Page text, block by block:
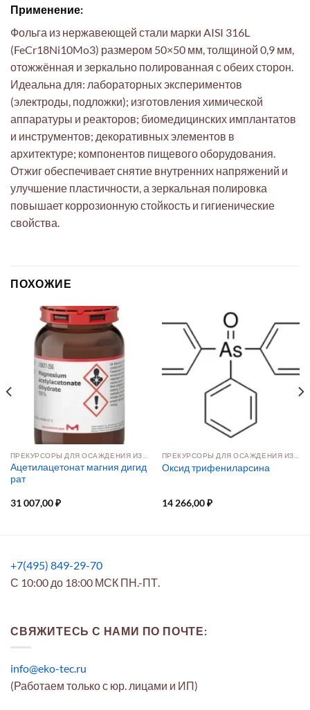
Применение:
Фольга из нержавеющей стали марки AISI 316L
(FeCr18Ni10Mo3) размером 50×50 мм, толщиной 0,9 мм,
отожжённая и зеркально полированная с обеих сторон.
Идеальна для: лабораторных экспериментов
(электроды, подложки); изготовления химической
аппаратуры и реакторов; биомедицинских имплантатов
и инструментов; декоративных элементов в
архитектуре; компонентов пищевого оборудования.
Отжиг обеспечивает снятие внутренних напряжений и
улучшение пластичности, а зеркальная полировка
повышает коррозионную стойкость и гигиенические
свойства.
ПОХОЖИЕ
Ацетилацетонат магния дигид
рат
31 007,00₽
Оксид трифениларсина
14 266,00₽
+7(495) 849-29-70
С 10:00 до 18:00 МСК ПН.-ПТ.
СВЯЖИТЕСЬ С НАМИ ПО ПОЧТЕ:
info@eko-tec.ru
(Работаем только с юр. лицами и ИП)